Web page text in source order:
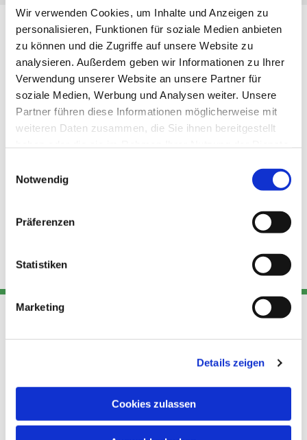
Wir verwenden Cookies, um Inhalte und Anzeigen zu
personalisieren, Funktionen für soziale Medien anbieten
zu können und die Zugriffe auf unsere Website zu
analysieren. Außerdem geben wir Informationen zu Ihrer
Verwendung unserer Website an unsere Partner für
soziale Medien, Werbung und Analysen weiter. Unsere
Partner führen diese Informationen möglicherweise mit
weiteren Daten zusammen, die Sie ihnen bereitgestellt
Notwendig
Präferenzen
Statistiken
Marketing
Details zeigen
Cookies zulassen
Adresse
Kirchengemeinde Pfarrei
Hl. Theresa von Avila Berlin
Nordost
Kont
Telefon
+49 30
Links
Datensch
Datensch